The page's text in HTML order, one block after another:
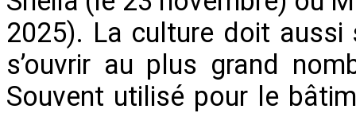
2025). La culture doit
s’ouvrir au plus grand
Souvent utilisé pour le